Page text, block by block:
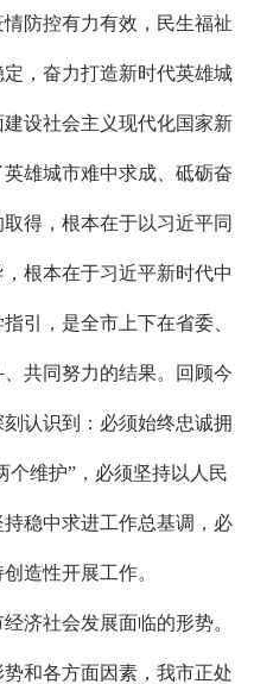
防控有力有效，民生福祉
，奋力打造新时代英雄城
设社会主义现代化国家新
雄城市难中求成、砥砺奋
得，根本在于以习近平同
根本在于习近平新时代中
引，是全市上下在省委、
共同努力的结果。回顾今
认识到：必须始终忠诚拥
个维护”，必须坚持以人民
稳中求进工作总基调，必
造性开展工作。
济社会发展面临的形势。
和各方面因素，我市正处